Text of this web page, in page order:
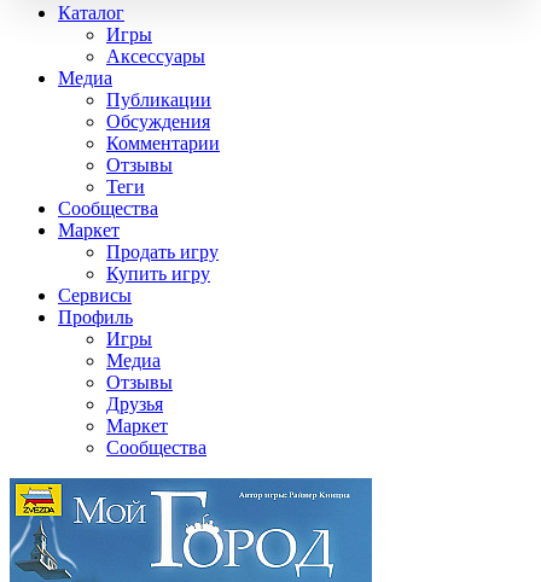
Каталог
Игры
Аксессуары
Медиа
Публикации
Обсуждения
Комментарии
Отзывы
Теги
Сообщества
Маркет
Продать игру
Купить игру
Сервисы
Профиль
Игры
Медиа
Отзывы
Друзья
Маркет
Сообщества